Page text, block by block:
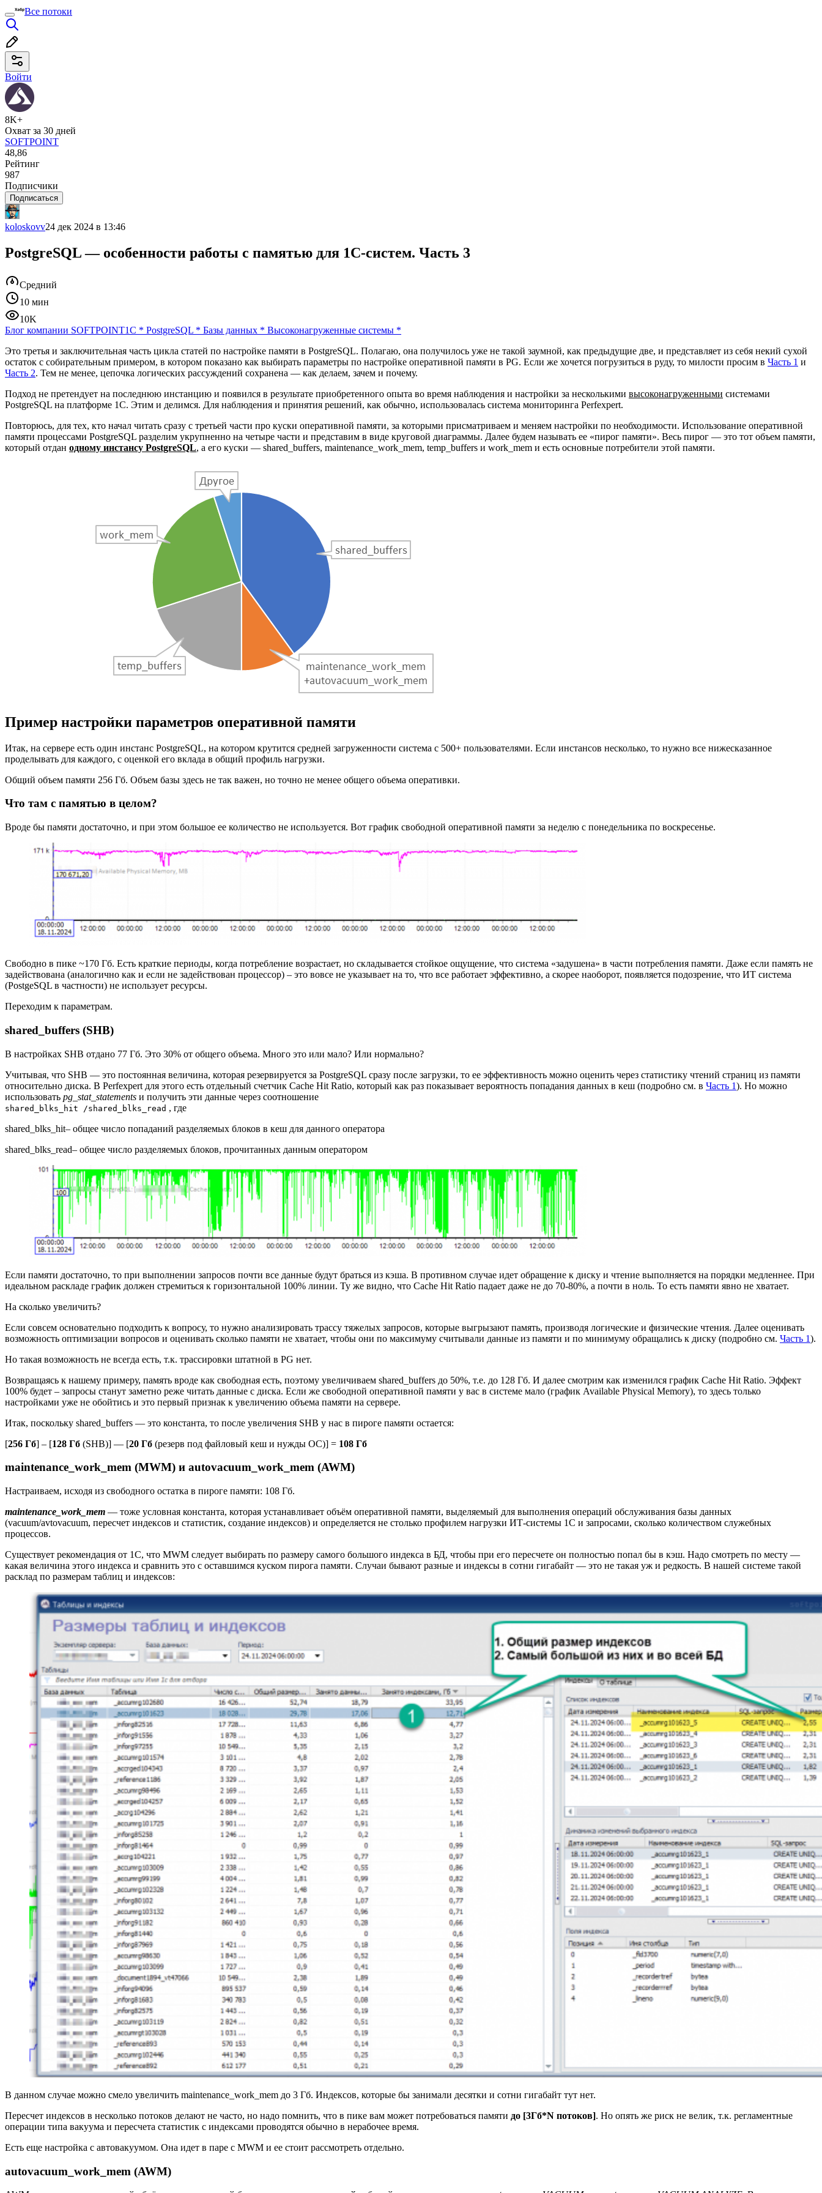
Все потоки
Войти
8K+
Охват за 30 дней
SOFTPOINT
48,86
Рейтинг
987
Подписчики
Подписаться
koloskovv24 дек 2024 в 13:46
PostgreSQL — особенности работы с памятью для 1С-систем. Часть 3
Средний
10 мин
10K
Блог компании SOFTPOINT1С * PostgreSQL * Базы данных * Высоконагруженные системы *
Это третья и заключительная часть цикла статей по настройке памяти в PostgreSQL. Полагаю, она получилось уже не такой заумной, как предыдущие две, и представляет из себя некий сухой
остаток с собирательным примером, в котором показано как выбирать параметры по настройке оперативной памяти в PG. Если же хочется погрузиться в руду, то милости просим в Часть 1 и
Часть 2. Тем не менее, цепочка логических рассуждений сохранена — как делаем, зачем и почему.
Подход не претендует на последнюю инстанцию и появился в результате приобретенного опыта во время наблюдения и настройки за несколькими высоконагруженными системами
PostgreSQL на платформе 1С. Этим и делимся. Для наблюдения и принятия решений, как обычно, использовалась система мониторинга Perfexpert.
Повторюсь, для тех, кто начал читать сразу с третьей части про куски оперативной памяти, за которыми присматриваем и меняем настройки по необходимости. Использование оперативной
памяти процессами PostgreSQL разделим укрупненно на четыре части и представим в виде круговой диаграммы. Далее будем называть ее «пирог памяти». Весь пирог — это тот объем памяти,
который отдан одному инстансу PostgreSQL, а его куски — shared_buffers, maintenance_work_mem, temp_buffers и work_mem и есть основные потребители этой памяти.
Пример настройки параметров оперативной памяти
Итак, на сервере есть один инстанс PostgreSQL, на котором крутится средней загруженности система с 500+ пользователями. Если инстансов несколько, то нужно все нижесказанное
проделывать для каждого, с оценкой его вклада в общий профиль нагрузки.
Общий объем памяти 256 Гб. Объем базы здесь не так важен, но точно не менее общего объема оперативки.
Что там с памятью в целом?
Вроде бы памяти достаточно, и при этом большое ее количество не используется. Вот график свободной оперативной памяти за неделю с понедельника по воскресенье.
Свободно в пике ~170 Гб. Есть краткие периоды, когда потребление возрастает, но складывается стойкое ощущение, что система «задушена» в части потребления памяти. Даже если память не
задействована (аналогично как и если не задействован процессор) – это вовсе не указывает на то, что все работает эффективно, а скорее наоборот, появляется подозрение, что ИТ система
(PostgeSQL в частности) не использует ресурсы.
Переходим к параметрам.
shared_buffers (SHB)
В настройках SHB отдано 77 Гб. Это 30% от общего объема. Много это или мало? Или нормально?
Учитывая, что SHB — это постоянная величина, которая резервируется за PostgreSQL сразу после загрузки, то ее эффективность можно оценить через статистику чтений страниц из памяти
относительно диска. В Perfexpert для этого есть отдельный счетчик Cache Hit Ratio, который как раз показывает вероятность попадания данных в кеш (подробно см. в Часть 1). Но можно
использовать pg_stat_statements и получить эти данные через соотношение
shared_blks_hit /shared_blks_read , где
shared_blks_hit– общее число попаданий разделяемых блоков в кеш для данного оператора
shared_blks_read– общее число разделяемых блоков, прочитанных данным оператором
Если памяти достаточно, то при выполнении запросов почти все данные будут браться из кэша. В противном случае идет обращение к диску и чтение выполняется на порядки медленнее. При
идеальном раскладе график должен стремиться к горизонтальной 100% линии. Ту же видно, что Cache Hit Ratio падает даже не до 70-80%, а почти в ноль. То есть памяти явно не хватает.
На сколько увеличить?
Если совсем основательно подходить к вопросу, то нужно анализировать трассу тяжелых запросов, которые выгрызают память, производя логические и физические чтения. Далее оценивать
возможность оптимизации вопросов и оценивать сколько памяти не хватает, чтобы они по максимуму считывали данные из памяти и по минимуму обращались к диску (подробно см. Часть 1).
Но такая возможность не всегда есть, т.к. трассировки штатной в PG нет.
Возвращаясь к нашему примеру, память вроде как свободная есть, поэтому увеличиваем shared_buffers до 50%, т.е. до 128 Гб. И далее смотрим как изменился график Cache Hit Ratio. Эффект
100% будет – запросы станут заметно реже читать данные с диска. Если же свободной оперативной памяти у вас в системе мало (график Available Physical Memory), то здесь только
настройками уже не обойтись и это первый признак к увеличению объема памяти на сервере.
Итак, поскольку shared_buffers — это константа, то после увеличения SHB у нас в пироге памяти остается:
[256 Гб] – [128 Гб (SHB)] — [20 Гб (резерв под файловый кеш и нужды ОС)] = 108 Гб
maintenance_work_mem (MWM) и autovacuum_work_mem (AWM)
Настраиваем, исходя из свободного остатка в пироге памяти: 108 Гб.
maintenance_work_mem — тоже условная константа, которая устанавливает объём оперативной памяти, выделяемый для выполнения операций обслуживания базы данных
(vacuum/avtovacuum, пересчет индексов и статистик, создание индексов) и определяется не столько профилем нагрузки ИТ-системы 1С и запросами, сколько количеством служебных
процессов.
Существует рекомендация от 1С, что MWM следует выбирать по размеру самого большого индекса в БД, чтобы при его пересчете он полностью попал бы в кэш. Надо смотреть по месту —
какая величина этого индекса и сравнить это с оставшимся куском пирога памяти. Случаи бывают разные и индексы в сотни гигабайт — это не такая уж и редкость. В нашей системе такой
расклад по размерам таблиц и индексов:
В данном случае можно смело увеличить maintenance_work_mem до 3 Гб. Индексов, которые бы занимали десятки и сотни гигабайт тут нет.
Пересчет индексов в несколько потоков делают не часто, но надо помнить, что в пике вам может потребоваться памяти до [3Гб*N потоков]. Но опять же риск не велик, т.к. регламентные
операции типа вакуума и пересчета статистик с индексами проводятся обычно в нерабочее время.
Есть еще настройка с автовакуумом. Она идет в паре с MWM и ее стоит рассмотреть отдельно.
autovacuum_work_mem (AWM)